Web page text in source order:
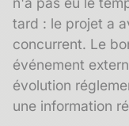
tard : le projet a
concurrent. Le
événement
évolution
une information